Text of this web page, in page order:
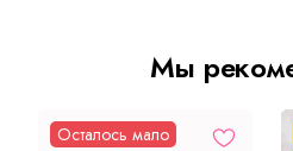
Мы
Осталось мало